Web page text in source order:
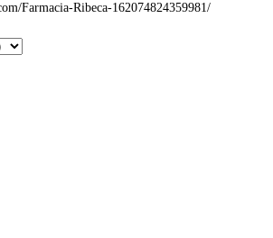
Farmacia-Ribeca-162074824359981/